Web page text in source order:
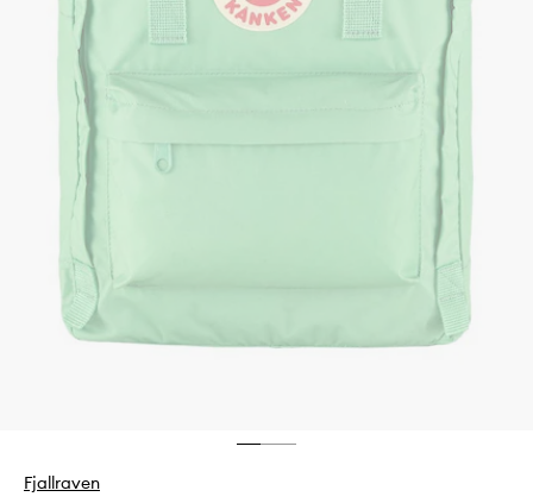
Fjallraven